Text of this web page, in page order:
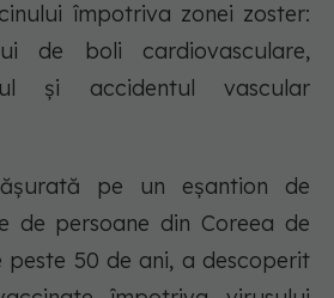
împotriva zonei zoster:
de boli cardiovasculare,
și accidentul vascular
pe un eșantion de
de persoane din Coreea de
peste 50 de ani, a descoperit